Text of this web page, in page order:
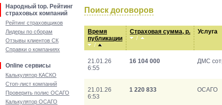
Народный top. Рейтинг
страховых компаний
Рейтинг страховщиков
Лидеры по сборам
Отзывы клиентов СК
Справки о компаниях
Online сервисы
Калькулятор КАСКО
Стоп-лист компаний
Проверить полис ОСАГО
Калькулятор ОСАГО
Поиск договоров
Время
публикации
Страховая сумма, р. Услуга
21.01.26
6:55
16 104 000 ДМС
21.01.26
6:53
1 220 833 ОСАГО